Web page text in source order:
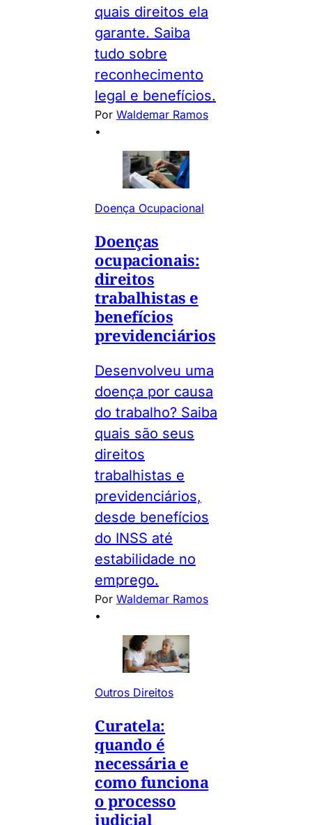
quais direitos ela
garante. Saiba
tudo sobre
reconhecimento
legal e benefícios.
Por Waldemar Ramos
•
Doença Ocupacional
Doenças
ocupacionais:
direitos
trabalhistas e
benefícios
previdenciários
Desenvolveu uma
doença por causa
do trabalho? Saiba
quais são seus
direitos
trabalhistas e
previdenciários,
desde benefícios
do INSS até
estabilidade no
emprego.
Por Waldemar Ramos
•
Outros Direitos
Curatela:
quando é
necessária e
como funciona
o processo
judicial